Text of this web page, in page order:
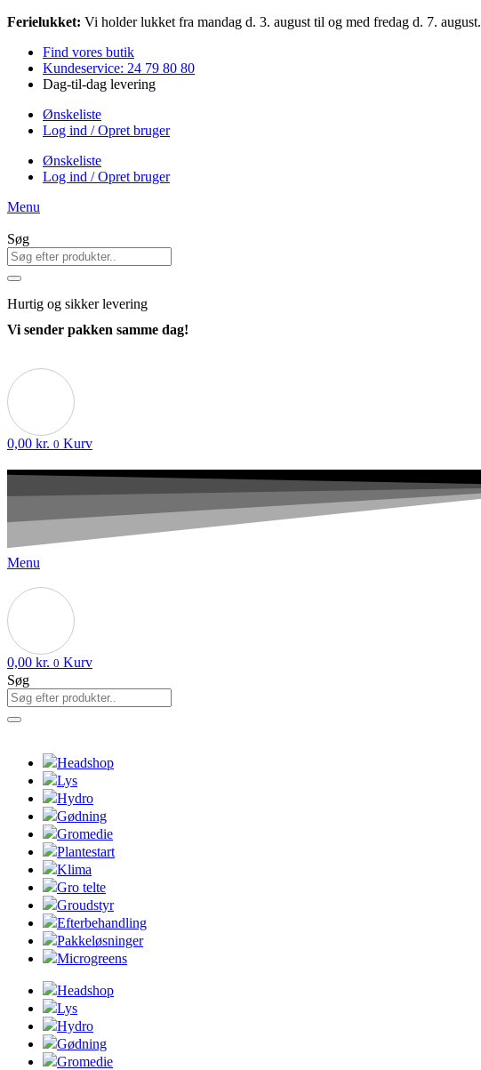
Videre
indhold
Ferielukket: Vi holder lukket fra mandag d. 3. august til og med fredag d. 7. august.
Find vores butik
Kundeservice: 24 79 80 80
Dag-til-dag levering
Ønskeliste
Log ind / Opret bruger
Ønskeliste
Log ind / Opret bruger
Menu
Søg
Hurtig og sikker levering
Vi sender pakken samme dag!
0,00 kr. 0 Kurv
Menu
0,00 kr. 0 Kurv
Søg
Headshop
Lys
Hydro
Gødning
Gromedie
Plantestart
Klima
Gro telte
Groudstyr
Efterbehandling
Pakkeløsninger
Microgreens
Headshop
Lys
Hydro
Gødning
Gromedie